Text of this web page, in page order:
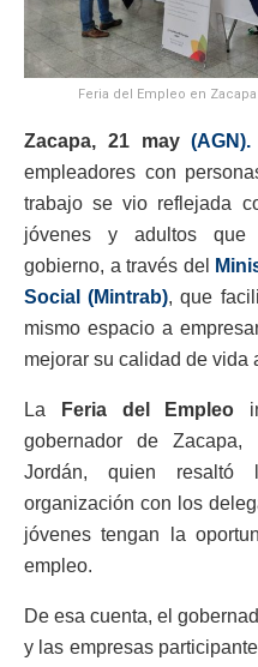
Feria del Empleo en
Zacapa, 21 may(AGN).
empleadores con
trabajo se vio reflejada
jóvenes y adultos que
gobierno, a través del
Social (Mintrab), que
mismo espacio a
mejorar su calidad de vida
La Feria del Empleo
gobernador de Zacapa,
Jordán, quien resaltó
organización con los
jóvenes tengan la
empleo.
De esa cuenta, el
y las empresas